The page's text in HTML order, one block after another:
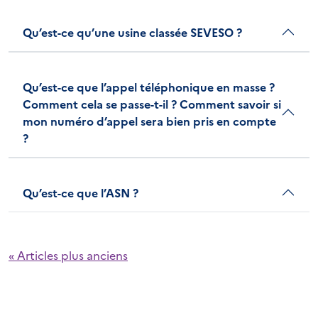
Qu’est-ce qu’une usine classée SEVESO ?
Qu’est-ce que l’appel téléphonique en masse ?
Comment cela se passe-t-il ? Comment savoir si
mon numéro d’appel sera bien pris en compte
?
Qu’est-ce que l’ASN ?
« Articles plus anciens